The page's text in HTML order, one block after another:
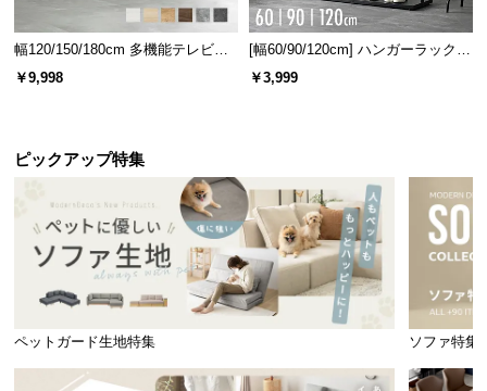
ポケットコイルは身体の広い範囲へ圧力を分散し、
部分的な負荷の集中を抑えます。
幅120/150/180cm 多機能テレビボ
ード 木目/石目調 オープン収納・
￥9,998
[幅60/90/120cm] ハンガーラック
スチール 4段階高さ調節 サイドフ
￥3,999
ピックアップ特集
ペットガード生地特集 ソファ特集